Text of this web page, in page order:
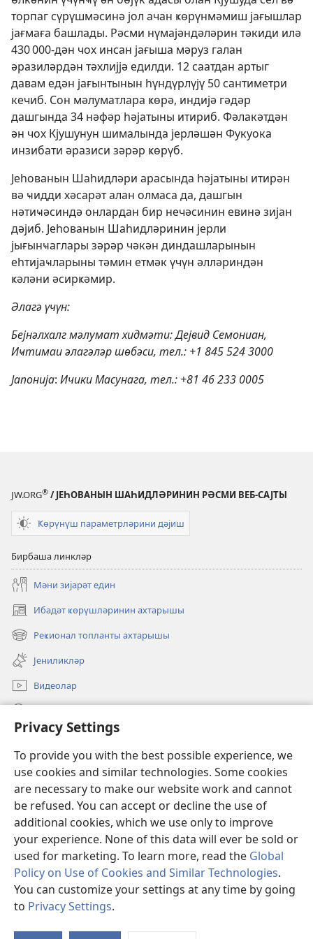
Privacy Settings
To provide you with the best possible experience, we
use cookies and similar technologies. Some cookies
are necessary to make our website work and cannot
be refused. You can accept or decline the use of
additional cookies, which we use only to improve
your experience. None of this data will ever be sold or
used for marketing. To learn more, read the Global
Policy on Use of Cookies and Similar Technologies.
You can customize your settings at any time by going
to Privacy Settings.
торпаг сүрүшмәсинә јол ачан ҝөрүнмәмиш јағышлар
јағмаға башлады. Рәсми нүмајәндәләрин тәкиди илә
430 000-дән чох инсан јағыша мәруз галан
әразиләрдән тәхлијјә едилди. 12 саатдан артыг
давам едән јағынтынын һүндүрлүјү 50 сантиметри
кечиб. Сон мәлуматлара ҝөрә, индијә гәдәр
дашгында 34 нәфәр һәјатыны итириб. Фәлакәтдән
ән чох Кјушунун шималында јерләшән Фукуока
инзибати әразиси зәрәр ҝөрүб.
Јеһованын Шаһидләри арасында һәјатыны итирән
вә ҹидди хәсарәт алан олмаса да, дашгын
нәтиҹәсиндә онлардан бир нечәсинин евинә зијан
дәјиб. Јеһованын Шаһидләринин јерли
јығынҹаглары зәрәр чәкән диндашларынын
еһтијаҹларыны тәмин етмәк үчүн әлләриндән
ҝәләни әсирҝәмир.
Әлагә үчүн:
Бејнәлхалг мәлумат хидмәти: Дејвид Семониан,
Иҹтимаи әлагәләр шөбәси, тел.: +1 845 524 3000
Јапонија: Ичики Масунага, тел.: +81 46 233 0005
JW.ORG® / ЈЕҺОВАНЫН ШАҺИДЛӘРИНИН РӘСМИ ВЕБ-САЈТЫ
Ҝөрүнүш параметрләрини дәјиш
Бирбаша линкләр
Мәни зијарәт един
Ибадәт ҝөрүшләринин ахтарышы
(opens
new
window)
Реҝионал топланты ахтарышы
(opens
new
window)
Јениликләр
Видеолар
(opens
window)Ҝөзәтчи гүлләсинин онлајн китабханасы
(opens
new
window)JW Hub ®
(opens
new
window)
Copyright© 2026 Watch Tower Bible and Tract Society of Pennsylvania.
ИСТИФАДӘ ШӘРТЛӘРИ